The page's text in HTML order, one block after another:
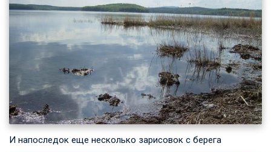
И напоследок еще несколько зарисовок с берега